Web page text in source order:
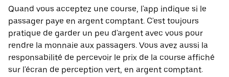
Quand vous acceptez une course, l'app indique si le
passager paye en argent comptant. C'est toujours
pratique de garder un peu d'argent avec vous pour
rendre la monnaie aux passagers. Vous avez aussi la
responsabilité de percevoir le prix de la course affiché
sur l'écran de perception vert, en argent comptant.